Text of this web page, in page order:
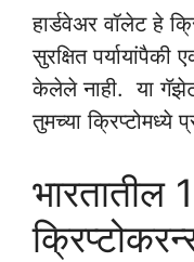
हार्डवेअर वॉलेट हे
सुरक्षित
केलेले नाही. या
तुमच्या
भारतातील